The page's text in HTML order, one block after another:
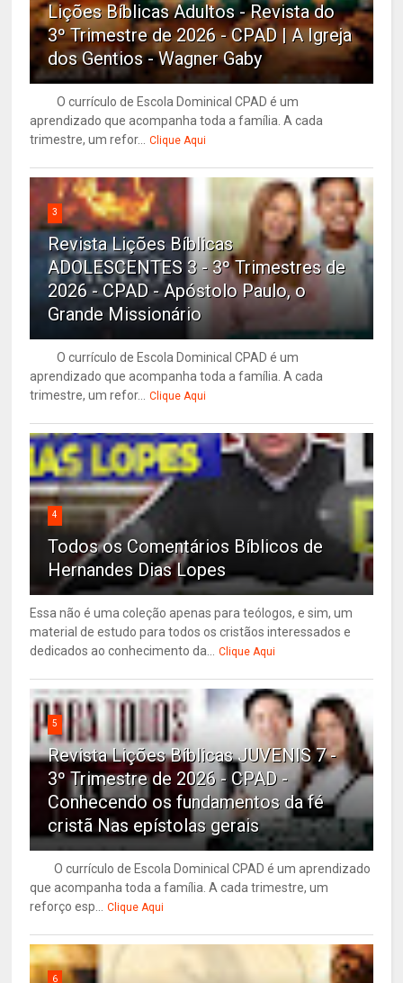
Lições Bíblicas Adultos - Revista do
3º Trimestre de 2026 - CPAD | A Igreja
dos Gentios - Wagner Gaby
O currículo de Escola Dominical CPAD é um
aprendizado que acompanha toda a família. A cada
trimestre, um refor... Clique Aqui
3
Revista Lições Bíblicas
ADOLESCENTES 3 - 3º Trimestres de
2026 - CPAD - Apóstolo Paulo, o
Grande Missionário
O currículo de Escola Dominical CPAD é um
aprendizado que acompanha toda a família. A cada
trimestre, um refor... Clique Aqui
4
Todos os Comentários Bíblicos de
Hernandes Dias Lopes
Essa não é uma coleção apenas para teólogos, e sim, um
material de estudo para todos os cristãos interessados e
dedicados ao conhecimento da... Clique Aqui
5
Revista Lições Bíblicas JUVENIS 7 -
3º Trimestre de 2026 - CPAD -
Conhecendo os fundamentos da fé
cristã Nas epístolas gerais
O currículo de Escola Dominical CPAD é um aprendizado
que acompanha toda a família. A cada trimestre, um
reforço esp... Clique Aqui
6